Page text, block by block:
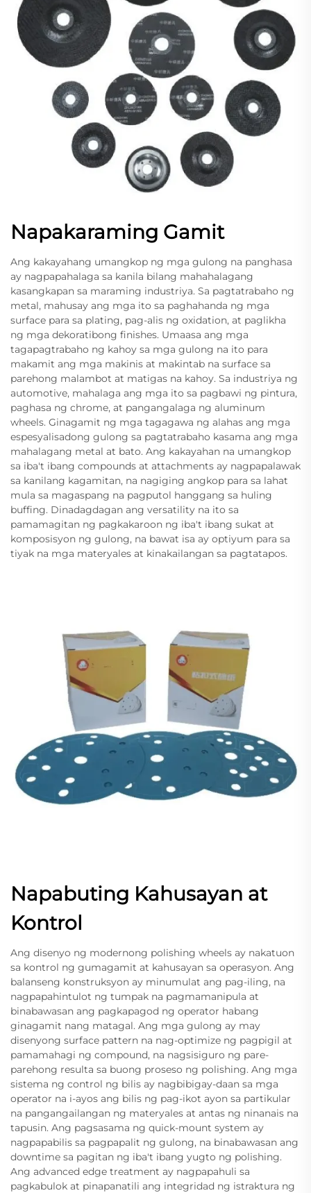
Napakaraming Gamit
Ang kakayahang umangkop ng mga gulong na panghasa
ay nagpapahalaga sa kanila bilang mahahalagang
kasangkapan sa maraming industriya. Sa pagtatrabaho ng
metal, mahusay ang mga ito sa paghahanda ng mga
surface para sa plating, pag-alis ng oxidation, at paglikha
ng mga dekoratibong finishes. Umaasa ang mga
tagapagtrabaho ng kahoy sa mga gulong na ito para
makamit ang mga makinis at makintab na surface sa
parehong malambot at matigas na kahoy. Sa industriya ng
automotive, mahalaga ang mga ito sa pagbawi ng pintura,
paghasa ng chrome, at pangangalaga ng aluminum
wheels. Ginagamit ng mga tagagawa ng alahas ang mga
espesyalisadong gulong sa pagtatrabaho kasama ang mga
mahalagang metal at bato. Ang kakayahan na umangkop
sa iba't ibang compounds at attachments ay nagpapalawak
sa kanilang kagamitan, na nagiging angkop para sa lahat
mula sa magaspang na pagputol hanggang sa huling
buffing. Dinadagdagan ang versatility na ito sa
pamamagitan ng pagkakaroon ng iba't ibang sukat at
komposisyon ng gulong, na bawat isa ay optiyum para sa
tiyak na mga materyales at kinakailangan sa pagtatapos.
Napabuting Kahusayan at
Kontrol
Ang disenyo ng modernong polishing wheels ay nakatuon
sa kontrol ng gumagamit at kahusayan sa operasyon. Ang
balanseng konstruksyon ay minumulat ang pag-iling, na
nagpapahintulot ng tumpak na pagmamanipula at
binabawasan ang pagkapagod ng operator habang
ginagamit nang matagal. Ang mga gulong ay may
disenyong surface pattern na nag-optimize ng pagpigil at
pamamahagi ng compound, na nagsisiguro ng pare-
parehong resulta sa buong proseso ng polishing. Ang mga
sistema ng control ng bilis ay nagbibigay-daan sa mga
operator na i-ayos ang bilis ng pag-ikot ayon sa partikular
na pangangailangan ng materyales at antas ng ninanais na
tapusin. Ang pagsasama ng quick-mount system ay
nagpapabilis sa pagpapalit ng gulong, na binabawasan ang
downtime sa pagitan ng iba't ibang yugto ng polishing.
Ang advanced edge treatment ay nagpapahuli sa
pagkabulok at pinapanatili ang integridad ng istraktura ng